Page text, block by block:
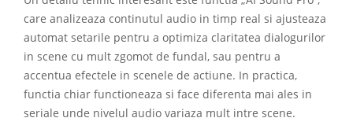
care analizeaza continutul audio in timp real si ajusteaza
automat setarile pentru a optimiza claritatea dialogurilor
in scene cu mult zgomot de fundal, sau pentru a
accentua efectele in scenele de actiune. In practica,
functia chiar functioneaza si face diferenta mai ales in
seriale unde nivelul audio variaza mult intre scene.